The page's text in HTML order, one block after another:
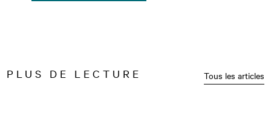
PLUS DE LECTURE Tous les articles